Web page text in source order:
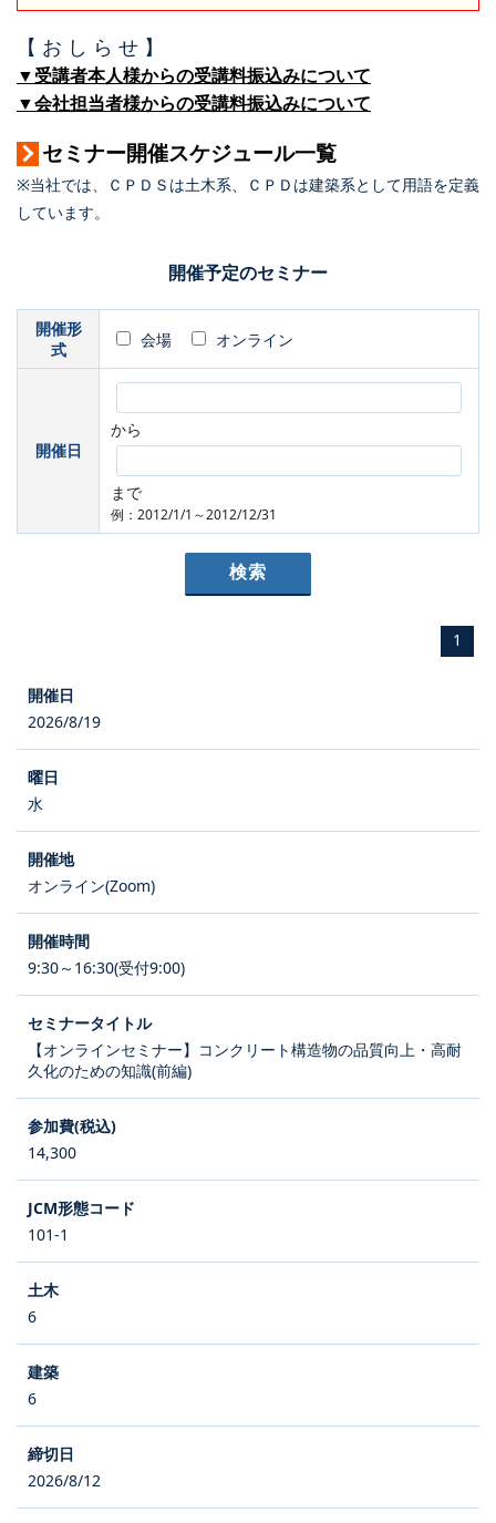
【 お し ら せ 】
▼受講者本人様からの受講料振込みについて
▼会社担当者様からの受講料振込みについて
セミナー開催スケジュール一覧
※当社では、ＣＰＤＳは土木系、ＣＰＤは建築系として用語を定義
しています。
開催予定のセミナー
開催形
式
会場 オンライン
開催日
から
まで
例：2012/1/1～2012/12/31
1
2026/8/19
水
オンライン(Zoom)
9:30～16:30(受付9:00)
【オンラインセミナー】コンクリート構造物の品質向上・高耐
久化のための知識(前編)
14,300
101-1
6
6
2026/8/12